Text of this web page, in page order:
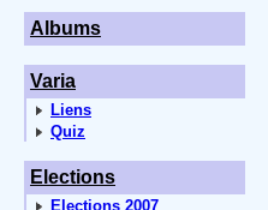
Albums
Varia
Liens
Quiz
Elections
Elections 2007